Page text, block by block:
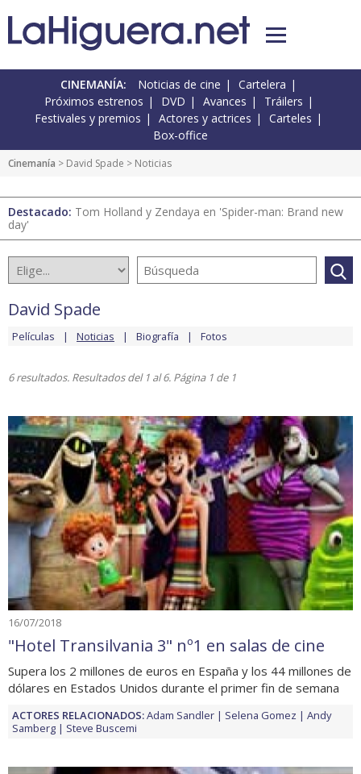
CINEMANÍA: Noticias de cine
Cartelera
Próximos estrenos
DVD Avances
Tráilers
Festivales y premios
Actores y actrices
Carteles
Box-office
Cinemanía > David Spade > Noticias
Destacado: Tom Holland y Zendaya en 'Spider-man: Brand new
day'
David Spade
Películas Noticias Biografía Fotos
6 resultados. Resultados del 1 al 6. Página 1 de 1
16/07/2018
"Hotel Transilvania 3" nº1 en salas de cine
Supera los 2 millones de euros en España y los 44 millones de
dólares en Estados Unidos durante el primer fin de semana
ACTORES RELACIONADOS:Adam Sandler Selena Gomez
Andy
Samberg
Steve Buscemi